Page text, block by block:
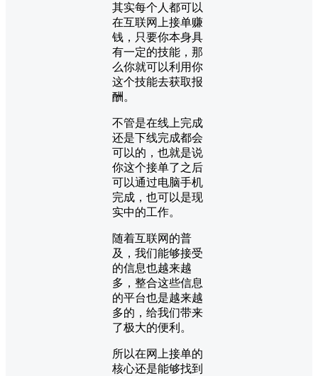
其实每个人都可以
在互联网上接单赚
钱，只要你本身具
有一定的技能，那
么你就可以利用你
这个技能去获取报
酬。
不管是在线上完成
还是下线完成都会
可以的，也就是说
你这个接单了之后
可以通过电脑手机
完成，也可以是现
实中的工作。
随着互联网的普
及，我们能够接受
的信息也越来越
多，整合这些信息
的平台也是越来越
多的，给我们带来
了极大的便利。
所以在网上接单的
核心还是能够找到